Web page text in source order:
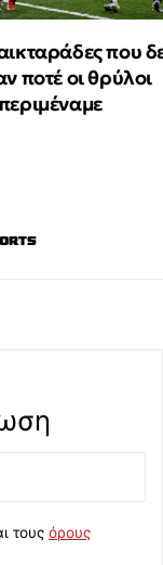
που
ποτέ οι θρύλοι
τους όρους